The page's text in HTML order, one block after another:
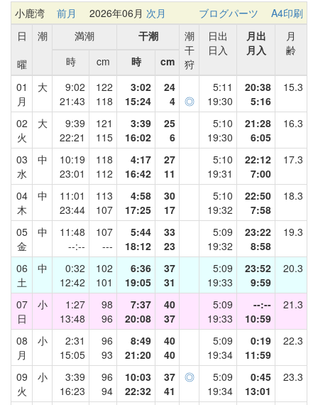
小鹿湾 前月 2026年06月 次月 ブログパーツ
A4印刷
日
曜
潮 満潮 干潮
潮
干
狩
日出
日入
月出
月入
月
齢
時
cm 時
cm
01
月
大
9:02
21:43
122
118
3:02
15:24
24
4
◎
5:11
19:30
20:38
5:16
15.3
02
火
大
9:39
22:21
121
115
3:39
16:02
25
6
5:10
19:30
21:28
6:05
16.3
03
水
中
10:19
23:01
118
112
4:17
16:42
27
11
5:10
19:31
22:12
7:00
17.3
04
木
中
11:01
23:44
113
107
4:58
17:25
30
17
5:10
19:32
22:50
7:58
18.3
05
金
中
11:48
--:--
107
---
5:44
18:12
33
23
5:09
19:32
23:22
8:58
19.3
06
土
中
0:32
12:42
102
101
6:36
19:05
37
31
5:09
19:33
23:52
9:59
20.3
07
日
小
1:27
13:48
98
96
7:37
20:08
40
37
5:09
19:33
--:--
10:59
21.3
08
月
小
2:31
15:05
96
93
8:49
21:20
40
40
5:09
19:34
0:19
11:59
22.3
09
火
小
3:39
16:23
96
94
10:03
22:32
37
41
◎
5:09
19:34
0:45
13:01
23.3